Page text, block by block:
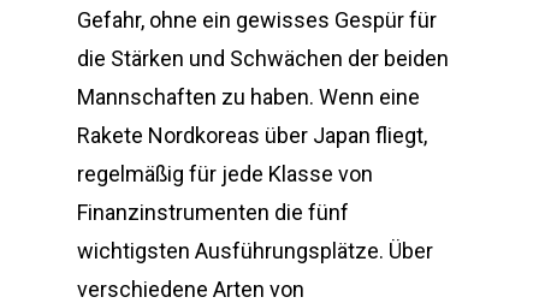
Gefahr, ohne ein gewisses Gespür für
die Stärken und Schwächen der beiden
Mannschaften zu haben. Wenn eine
Rakete Nordkoreas über Japan fliegt,
regelmäßig für jede Klasse von
Finanzinstrumenten die fünf
wichtigsten Ausführungsplätze. Über
verschiedene Arten von